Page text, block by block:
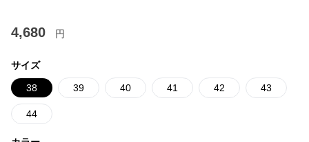
4,680 円
サイズ
38 39 40 41 42 43
44